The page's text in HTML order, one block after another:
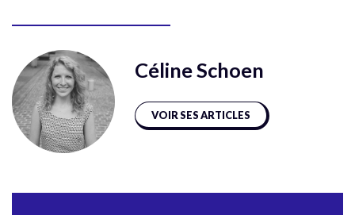
Céline Schoen
VOIR SES ARTICLES